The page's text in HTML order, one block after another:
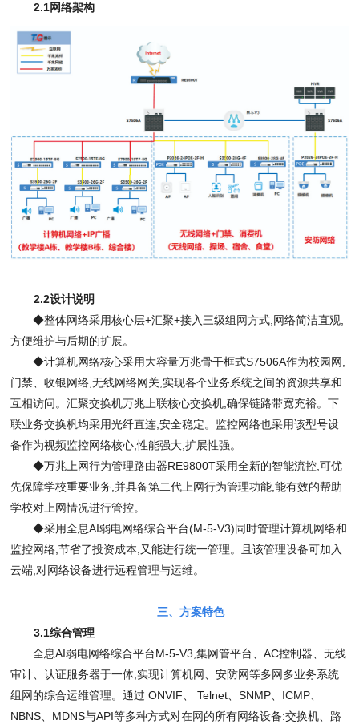
2.1网络架构
2.2设计说明
◆整体网络采用核心层+汇聚+接入三级组网方式,网络简洁直观,
方便维护与后期的扩展。
◆计算机网络核心采用大容量万兆骨干框式S7506A作为校园网,
门禁、收银网络,无线网络网关,实现各个业务系统之间的资源共享和
互相访问。汇聚交换机万兆上联核心交换机,确保链路带宽充裕。下
联业务交换杋均采用光纤直连,安全稳定。监控网络也采用该型号设
备作为视频监控网络核心,性能强大,扩展性强。
◆万兆上网行为管理路由器RE9800T采用全新的智能流控,可优
先保障学校重要业务,并具备第二代上网行为管理功能,能有效的帮助
学校对上网情况进行管控。
◆采用全息AI弱电网络综合平台(M-5-V3)同时管理计算机网络和
监控网络,节省了投资成本,又能进行统一管理。且该管理设备可加入
云端,对网络设备进行远程管理与运维。
三、方案特色
3.1综合管理
全息AI弱电网络综合平台M-5-V3,集网管平台、AC控制器、无线
审计、认证服务器于一体,实现计算机网、安防网等多网多业务系统
组网的综合运维管理。通过ONVIF、Telnet、SNMP、 ICMP、
NBNS、 MDNS与API等多种方式对在网的所有网络设备:交换机、路